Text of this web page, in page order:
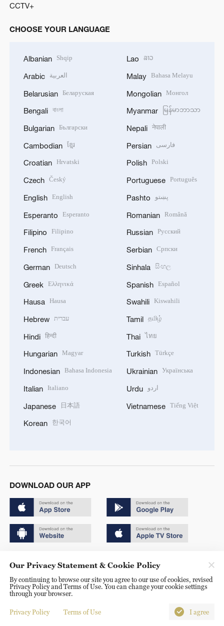
CCTV+
CHOOSE YOUR LANGUAGE
Albanian Shqip
Arabic العربية
Belarusian Беларуская
Bengali বাংলা
Bulgarian Български
Cambodian ខ្មែរ
Croatian Hrvatski
Czech Český
English English
Esperanto Esperanto
Filipino Filipino
French Français
German Deutsch
Greek Ελληνικά
Hausa Hausa
Hebrew עברית
Hindi हिन्दी
Hungarian Magyar
Indonesian Bahasa Indonesia
Italian Italiano
Japanese 日本語
Korean 한국어
Lao ລາວ
Malay Bahasa Melayu
Mongolian Монгол
Myanmar မြန်မာဘာသာ
Nepali नेपाली
Persian فارسی
Polish Polski
Portuguese Português
Pashto پښتو
Romanian Română
Russian Русский
Serbian Српски
Sinhala සිංහල
Spanish Español
Swahili Kiswahili
Tamil தமிழ்
Thai ไทย
Turkish Türkçe
Ukrainian Українська
Urdu اردو
Vietnamese Tiếng Việt
DOWNLOAD OUR APP
京ICP备20000184号
京公网安备 11010502050052号
Disinformation report hotline: 010-85061466
Our Privacy Statement & Cookie Policy
By continuing to browse our site you agree to our use of cookies, revised
Privacy Policy and Terms of Use. You can change your cookie settings
through your browser.
Privacy Policy Terms of Use I agree